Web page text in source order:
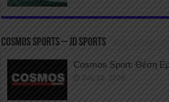
COSMOS SPORTS – JD SPORTS
Cosmos Sport: Θέση
July 10, 2026